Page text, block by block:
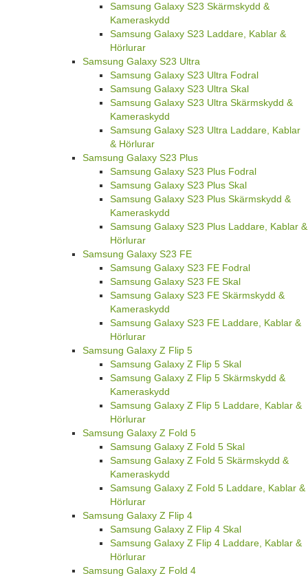
Samsung Galaxy S23 Skärmskydd &
Kameraskydd
Samsung Galaxy S23 Laddare, Kablar &
Hörlurar
Samsung Galaxy S23 Ultra
Samsung Galaxy S23 Ultra Fodral
Samsung Galaxy S23 Ultra Skal
Samsung Galaxy S23 Ultra Skärmskydd &
Kameraskydd
Samsung Galaxy S23 Ultra Laddare, Kablar
& Hörlurar
Samsung Galaxy S23 Plus
Samsung Galaxy S23 Plus Fodral
Samsung Galaxy S23 Plus Skal
Samsung Galaxy S23 Plus Skärmskydd &
Kameraskydd
Samsung Galaxy S23 Plus Laddare, Kablar &
Hörlurar
Samsung Galaxy S23 FE
Samsung Galaxy S23 FE Fodral
Samsung Galaxy S23 FE Skal
Samsung Galaxy S23 FE Skärmskydd &
Kameraskydd
Samsung Galaxy S23 FE Laddare, Kablar &
Hörlurar
Samsung Galaxy Z Flip 5
Samsung Galaxy Z Flip 5 Skal
Samsung Galaxy Z Flip 5 Skärmskydd &
Kameraskydd
Samsung Galaxy Z Flip 5 Laddare, Kablar &
Hörlurar
Samsung Galaxy Z Fold 5
Samsung Galaxy Z Fold 5 Skal
Samsung Galaxy Z Fold 5 Skärmskydd &
Kameraskydd
Samsung Galaxy Z Fold 5 Laddare, Kablar &
Hörlurar
Samsung Galaxy Z Flip 4
Samsung Galaxy Z Flip 4 Skal
Samsung Galaxy Z Flip 4 Laddare, Kablar &
Hörlurar
Samsung Galaxy Z Fold 4